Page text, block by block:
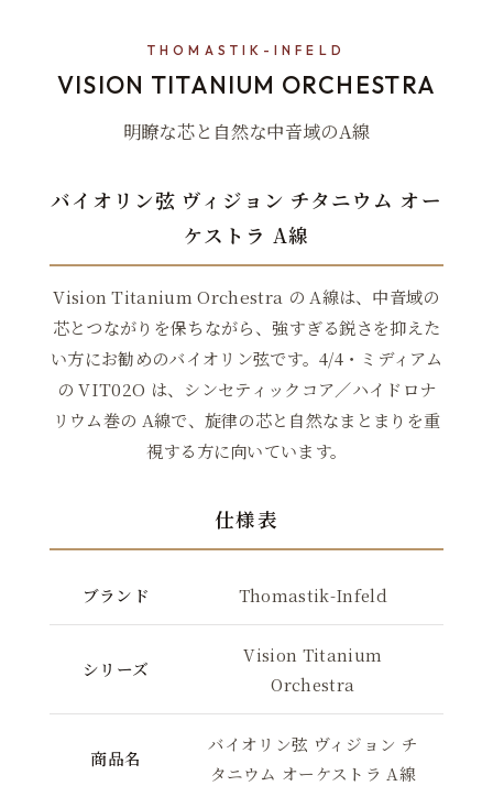
THOMASTIK-INFELD
VISION TITANIUM ORCHESTRA
明瞭な芯と自然な中音域のA線
バイオリン弦 ヴィジョン チタニウム オー
ケストラ A線
Vision Titanium Orchestra の A線は、中音域の
芯とつながりを保ちながら、強すぎる鋭さを抑えた
い方にお勧めのバイオリン弦です。4/4・ミディアム
の VIT02O は、シンセティックコア／ハイドロナ
リウム巻の A線で、旋律の芯と自然なまとまりを重
視する方に向いています。
仕様表
ブランド Thomastik-Infeld
シリーズ
Vision Titanium
Orchestra
商品名
バイオリン弦 ヴィジョン チ
タニウム オーケストラ A線